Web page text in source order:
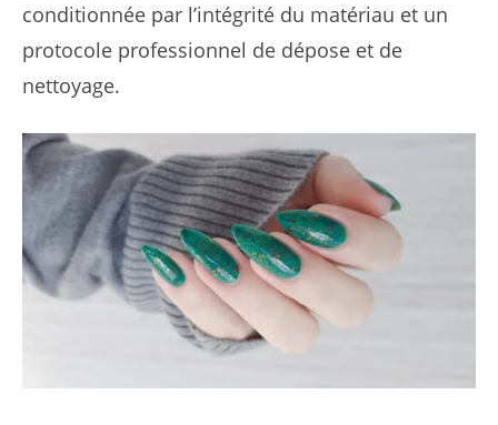
conditionnée par l’intégrité du matériau et un
protocole professionnel de dépose et de
nettoyage.